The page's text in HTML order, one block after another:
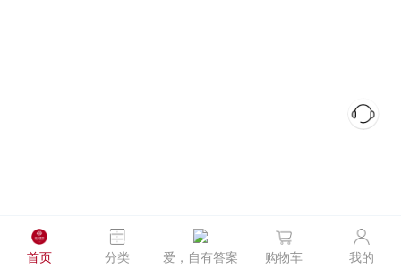
首页 分类 爱，自有答案 购物车 我的